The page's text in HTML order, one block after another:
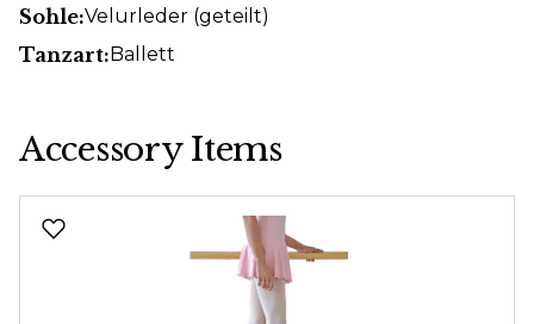
Sohle:Velurleder (geteilt)
Tanzart:Ballett
Accessory Items